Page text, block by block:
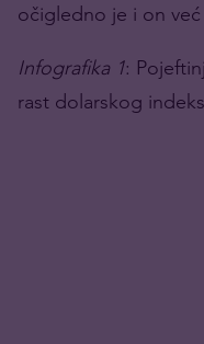
očigledno je i on već
Infografika 1:
rast dolarskog